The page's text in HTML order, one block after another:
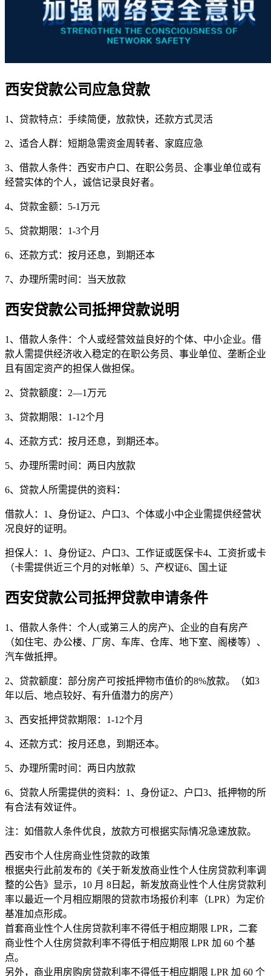
西安贷款公司应急贷款
1、贷款特点：手续简便，放款快，还款方式灵活
2、适合人群：短期急需资金周转者、家庭应急
3、借款人条件：西安市户口、在职公务员、企事业单位或有
经营实体的个人，诚信记录良好者。
4、贷款金额：5-1万元
5、贷款期限：1-3个月
6、还款方式：按月还息，到期还本
7、办理所需时间：当天放款
西安贷款公司抵押贷款说明
1、借款人条件：个人或经营效益良好的个体、中小企业。借
款人需提供经济收入稳定的在职公务员、事业单位、垄断企业
且有固定资产的担保人做担保。
2、贷款额度：2—1万元
3、贷款期限：1-12个月
4、还款方式：按月还息，到期还本。
5、办理所需时间：两日内放款
6、贷款人所需提供的资料：
借款人：1、身份证2、户口3、个体或小中企业需提供经营状
况良好的证明。
担保人：1、身份证2、户口3、工作证或医保卡4、工资折或卡
（卡需提供近三个月的对帐单）5、产权证6、国土证
西安贷款公司抵押贷款申请条件
1、借款人条件：个人(或第三人的房产)、企业的自有房产
（如住宅、办公楼、厂房、车库、仓库、地下室、阁楼等）、
汽车做抵押。
2、贷款额度：部分房产可按抵押物市值价的8%放款。（如3
年以后、地点较好、有升值潜力的房产）
3、西安抵押贷款期限：1-12个月
4、还款方式：按月还息，到期还本。
5、办理所需时间：两日内放款
6、贷款人所需提供的资料：1、身份证2、户口3、抵押物的所
有合法有效证件。
注：如借款人条件优良，放款方可根据实际情况急速放款。
西安市个人住房商业性贷款的政策
根据央行此前发布的《关于新发放商业性个人住房贷款利率调
整的公告》显示，10 月 8日起，新发放商业性个人住房贷款利
率以最近一个月相应期限的贷款市场报价利率（LPR）为定价
基准加点形成。
首套商业性个人住房贷款利率不得低于相应期限 LPR，二套
商业性个人住房贷款利率不得低于相应期限 LPR 加 60 个基
点。
另外，商业用房购房贷款利率不得低于相应期限 LPR 加 60 个